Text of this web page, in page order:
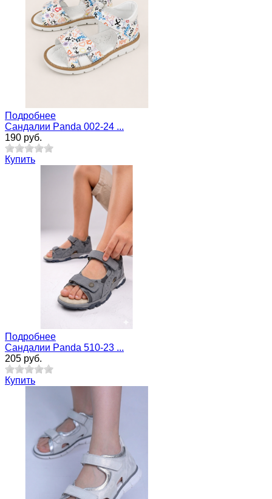
Подробнее
Сандалии Panda 002-24 ...
190 руб.
Купить
Подробнее
Cандалии Panda 510-23 ...
205 руб.
Купить